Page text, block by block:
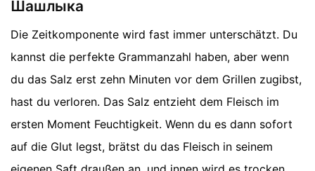
Шашлыка
Die Zeitkomponente wird fast immer unterschätzt. Du
kannst die perfekte Grammanzahl haben, aber wenn
du das Salz erst zehn Minuten vor dem Grillen zugibst,
hast du verloren. Das Salz entzieht dem Fleisch im
ersten Moment Feuchtigkeit. Wenn du es dann sofort
auf die Glut legst, brätst du das Fleisch in seinem